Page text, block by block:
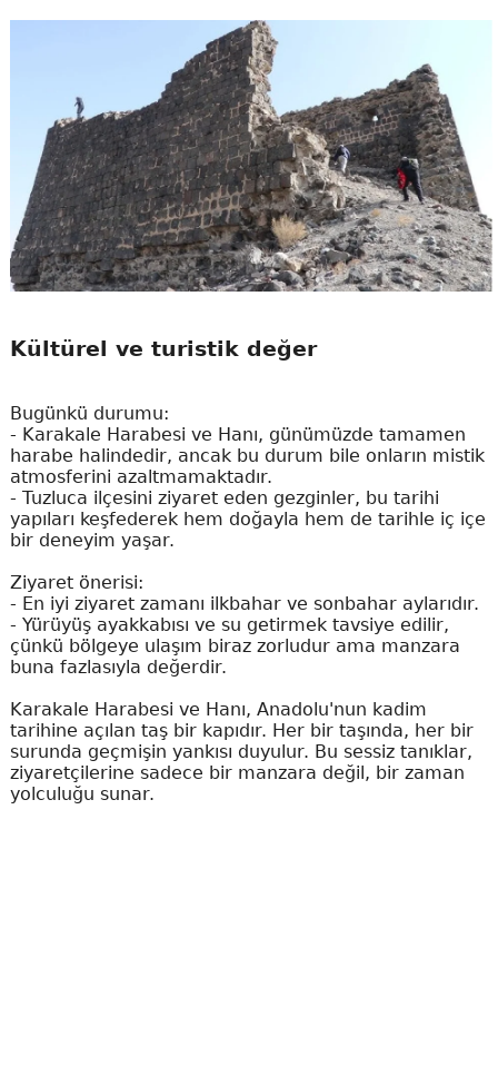
Kültürel ve turistik değer
Bugünkü durumu:
- Karakale Harabesi ve Hanı, günümüzde tamamen
harabe halindedir, ancak bu durum bile onların mistik
atmosferini azaltmamaktadır.
- Tuzluca ilçesini ziyaret eden gezginler, bu tarihi
yapıları keşfederek hem doğayla hem de tarihle iç içe
bir deneyim yaşar.
Ziyaret önerisi:
- En iyi ziyaret zamanı ilkbahar ve sonbahar aylarıdır.
- Yürüyüş ayakkabısı ve su getirmek tavsiye edilir,
çünkü bölgeye ulaşım biraz zorludur ama manzara
buna fazlasıyla değerdir.
Karakale Harabesi ve Hanı, Anadolu'nun kadim
tarihine açılan taş bir kapıdır. Her bir taşında, her bir
surunda geçmişin yankısı duyulur. Bu sessiz tanıklar,
ziyaretçilerine sadece bir manzara değil, bir zaman
yolculuğu sunar.